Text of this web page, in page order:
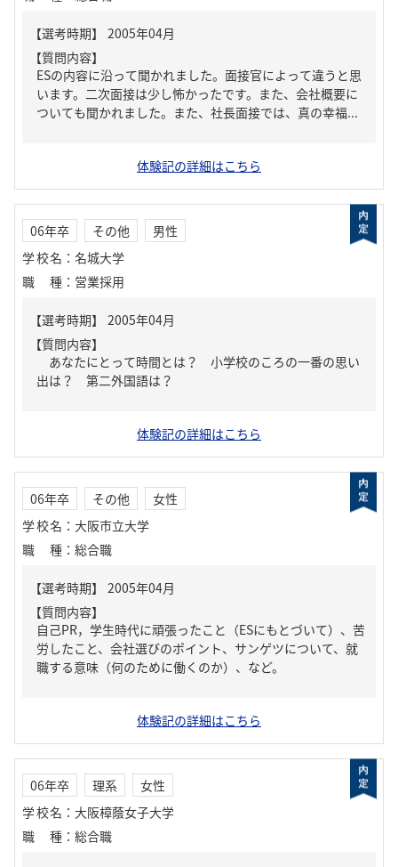
【質問内容】
ESの内容に沿って聞かれました。面接官によって違うと思
います。二次面接は少し怖かったです。また、会社概要に
ついても聞かれました。また、社長面接では、真の幸福...
体験記の詳細はこちら
06年卒 その他
男性
学校名 ： 名城大学
職種 ： 営業採用
【質問内容】
あなたにとって時間とは？ 小学校のころの一番の思い
出は？ 第二外国語は？
体験記の詳細はこちら
06年卒 その他
女性
学校名 ： 大阪市立大学
職種 ： 総合職
【質問内容】
自己PR，学生時代に頑張ったこと（ESにもとづいて）、苦
労したこと、会社選びのポイント、サンゲツについて、就
職する意味（何のために働くのか）、など。
体験記の詳細はこちら
06年卒 理系
女性
学校名 ： 大阪樟蔭女子大学
職種 ： 総合職